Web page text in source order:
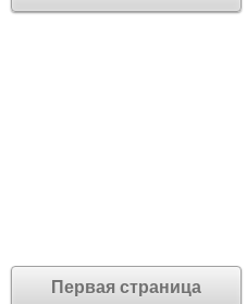
Первая страница